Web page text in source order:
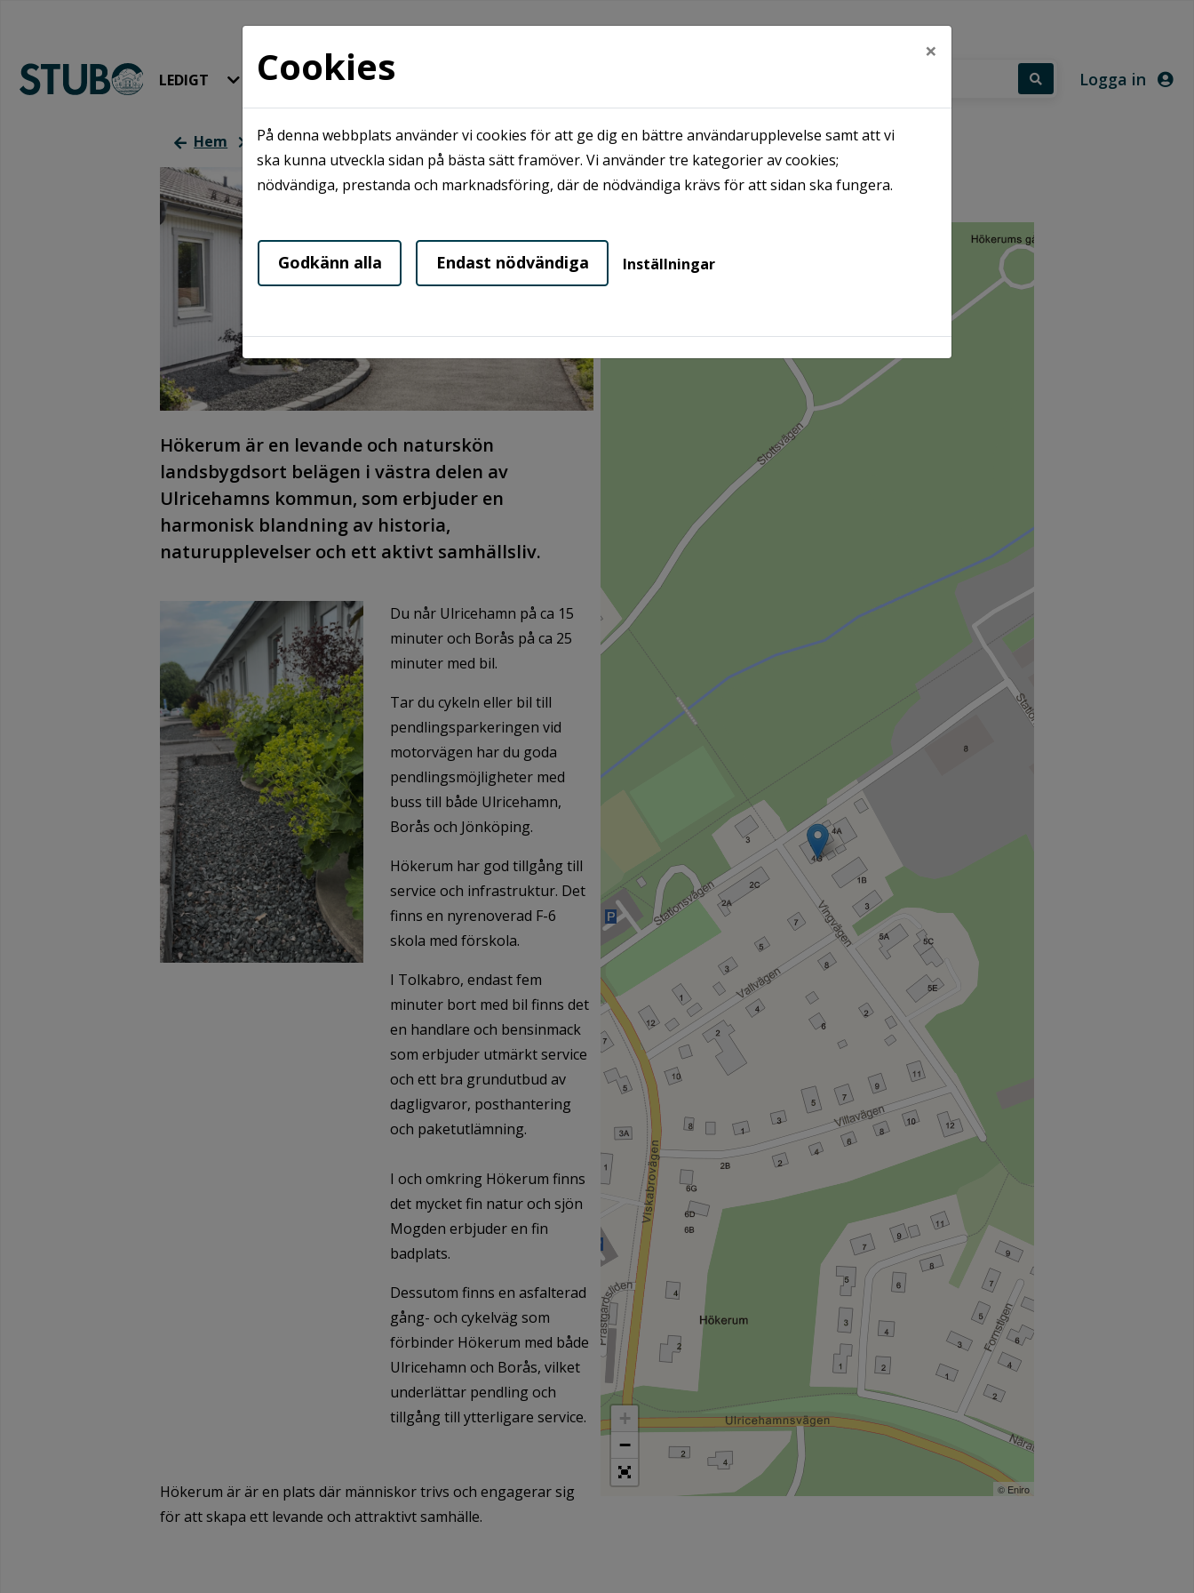
Logga in
LEDIGT HYRA & BO KUNDSERVICE
Hem Ledigt Våra områden Hökerum
Hökerum är en levande och naturskön
landsbygdsort belägen i västra delen av
Ulricehamns kommun, som erbjuder en
harmonisk blandning av historia,
naturupplevelser och ett aktivt samhällsliv.
Du når Ulricehamn på ca 15
minuter och Borås på ca 25
minuter med bil.
Tar du cykeln eller bil till
pendlingsparkeringen vid
motorvägen har du goda
pendlingsmöjligheter med
buss till både Ulricehamn,
Borås och Jönköping.
Hökerum har god tillgång till
service och infrastruktur. Det
finns en nyrenoverad F-6
skola med förskola.
I Tolkabro, endast fem
minuter bort med bil finns det
en handlare och bensinmack
som erbjuder utmärkt service
och ett bra grundutbud av
dagligvaror, posthantering
och paketutlämning.
I och omkring Hökerum finns
det mycket fin natur och sjön
Mogden erbjuder en fin
badplats.
Dessutom finns en asfalterad
gång- och cykelväg som
förbinder Hökerum med både
Ulricehamn och Borås, vilket
underlättar pendling och
tillgång till ytterligare service.
Hökerum är är en plats där människor trivs och engagerar sig
för att skapa ett levande och attraktivt samhälle.
Lediga lägenheter Fastigheter
+
−
© Eniro
Cookies ×
På denna webbplats använder vi cookies för att ge dig en bättre användarupplevelse samt att vi
ska kunna utveckla sidan på bästa sätt framöver. Vi använder tre kategorier av cookies;
nödvändiga, prestanda och marknadsföring, där de nödvändiga krävs för att sidan ska fungera.
Godkänn alla Endast nödvändiga Inställningar